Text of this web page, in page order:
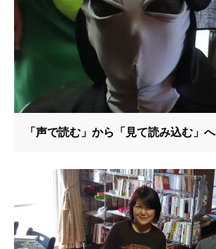
「声で読む」から「見て読み込む」へ